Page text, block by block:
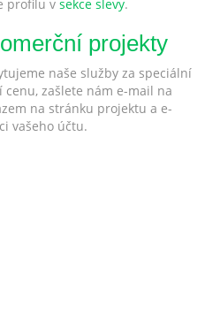
profilu v sekce slevy.
projekty
naše služby za speciální
zašlete nám e-mail na
na stránku projektu a e-
vašeho účtu.